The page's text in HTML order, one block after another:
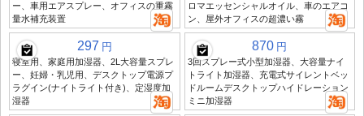
ー、車用エアスプレー、オフィスの重霧
量水補充装置
ロマエッセンシャルオイル、車のエアコ
ン、屋外オフィスの超濃い霧
297 円
寝室用、家庭用加湿器、2L大容量スプレ
ー、妊婦・乳児用、デスクトップ電源プ
ラグイン(ナイトライト付き)、定湿度加
湿器
870 円
3回スプレー式小型加湿器、大容量ナイ
トライト加湿器、充電式サイレントベッ
ドルームデスクトップハイドレーション
ミニ加湿器